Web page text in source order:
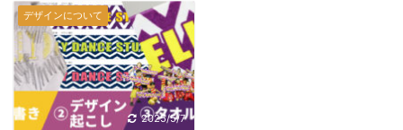
します。 透明袋入れ例 ※
見栄えが良いように透明
袋に入れますが、デザイ
ンにより調整できない場
合もあります。 熨斗対応
例 企業ノベルティのタオ
て「今治タオル」のタグ
が付いています。 勘違い
している方が多いのです
が、「今治タオルブラン
ドネーム」ではありませ
ん。 ・・・・ポカーン
デザインについて
2025/5/7